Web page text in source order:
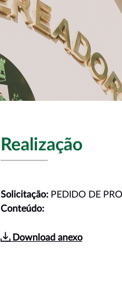
Realização
Solicitação: PEDIDO DE
Conteúdo:
Download anexo